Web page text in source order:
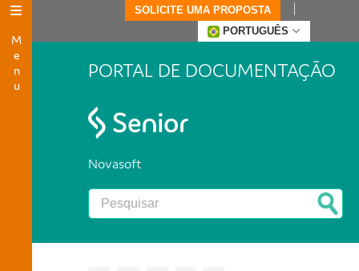
Menu
SOLICITE UMA PROPOSTA
PORTUGUÊS
PORTAL DE DOCUMENTAÇÃO
Novasoft